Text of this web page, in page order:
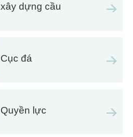
xây dựng cầu
Cục đá
Quyền lực